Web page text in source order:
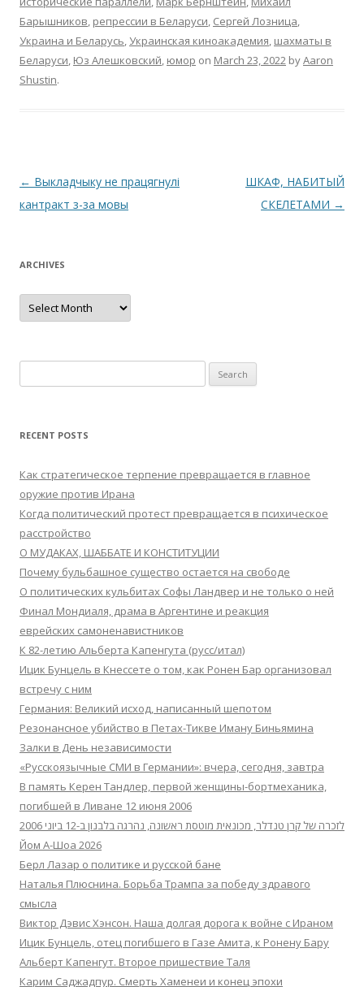
Барышников, репреccии в Беларуcи, Сергей Лозница,
Украина и Беларуcь,Украинская киноакадемия, шахматы в
Беларуcи, Юз Алешковский, юмор on March 23, 2022 byAaron
Shustin.
Post
navigation
← Выкладчыку не працягнулi
кантракт з-за мовы
ШКАФ, НАБИТЫЙ
СКЕЛЕТАМИ →
ARCHIVES
Archives
for:
RECENT POSTS
Как стратегическое терпение превращается в главное
оружие против Ирана
Когда политический протест превращается в психическое
расстройство
О МУДАКАХ, ШАББАТЕ И КОНСТИТУЦИИ
Почему бульбашное существо остается на свободе
О политических кульбитах Софы Ландвер и не только о ней
Финал Мондиаля, драма в Аргентине и реакция
еврейских самоненавистников
К 82-летию Альберта Капенгута (русс/итал)
Ицик Бунцель в Кнессете о том, как Ронен Бар организовал
встречу с ним
Германия: Великий исход, написанный шепотом
Резонансное убийство в Петах-Тикве Иману Биньямина
Залки в День независимости
«Русскоязычные СМИ в Германии»: вчера, сегодня, завтра
В память Керен Тандлер, первой женщины-бортмеханика,
погибшей в Ливане 12 июня 2006
לזכרה של קרן טנדלר, מכונאית מוטסת ראשונה, נהרגה בלבנון ב-12 ביוני 2006
Йом А-Шоа 2026
Берл Лазар о политике и русской бане
Наталья Плюснина. Борьба Трампа за победу здравого
смысла
Виктор Дэвис Хэнсон. Наша долгая дорога к войне с Ираном
Ицик Бунцель, отец погибшего в Газе Амита, к Ронену Бару
Альберт Капенгут. Второе пришествие Таля
Карим Саджадпур. Смерть Хаменеи и конец эпохи